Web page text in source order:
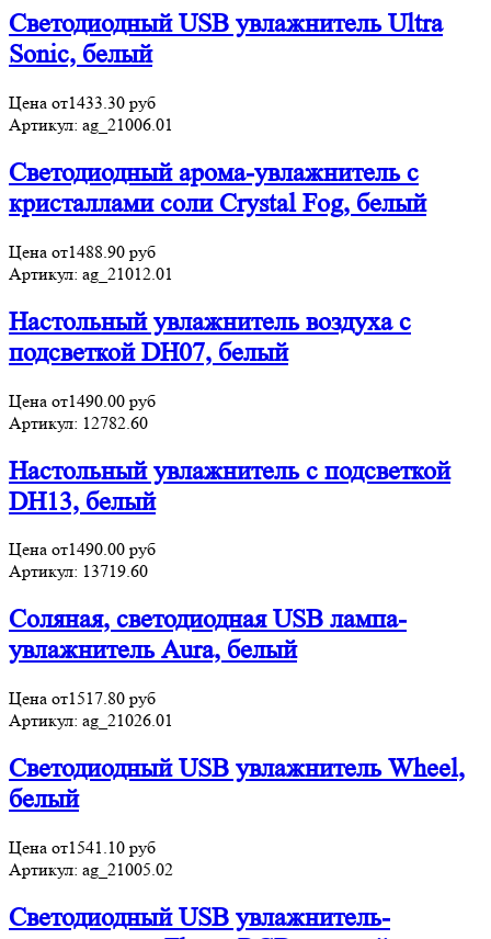
Светодиодный USB увлажнитель Ultra
Sonic, белый
Цена от1433.30 руб
Артикул: ag_21006.01
Светодиодный арома-увлажнитель с
кристаллами соли Crystal Fog, белый
Цена от1488.90 руб
Артикул: ag_21012.01
Настольный увлажнитель воздуха с
подсветкой DH07, белый
Цена от1490.00 руб
Артикул: 12782.60
Настольный увлажнитель с подсветкой
DH13, белый
Цена от1490.00 руб
Артикул: 13719.60
Соляная, светодиодная USB лампа-
увлажнитель Aura, белый
Цена от1517.80 руб
Артикул: ag_21026.01
Светодиодный USB увлажнитель Wheel,
белый
Цена от1541.10 руб
Артикул: ag_21005.02
Светодиодный USB увлажнитель-